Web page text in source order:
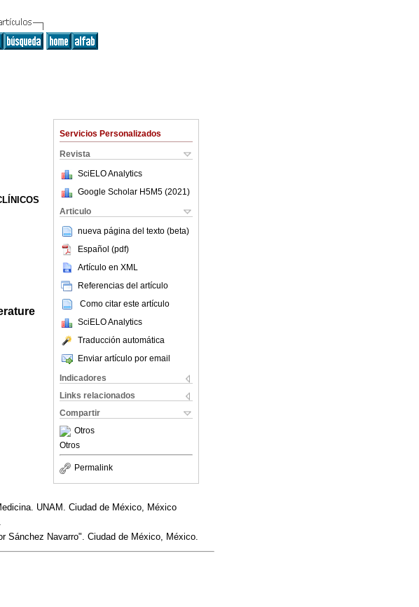
Servicios Personalizados
Revista
SciELO Analytics
Google Scholar H5M5 (2021 )
Articulo
nueva página del texto (beta)
Español (pdf)
Artículo en XML
Referencias del artículo
Como citar este artículo
SciELO Analytics
Traducción automática
Enviar artículo por email
Indicadores
Links relacionados
Compartir
Otros
Otros
Permalink
UNAM. Ciudad de México, México
Sánchez Navarro". Ciudad de México, México.